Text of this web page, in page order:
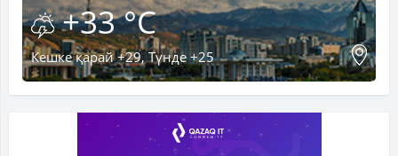
+33 °C
Кешке қарай +29, Түнде +25